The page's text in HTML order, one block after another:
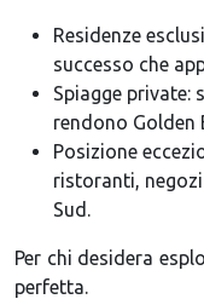
Residenze
successo che
Spiagge private:
rendono Golden
Posizione
ristoranti,
Sud.
Per chi desidera
perfetta.